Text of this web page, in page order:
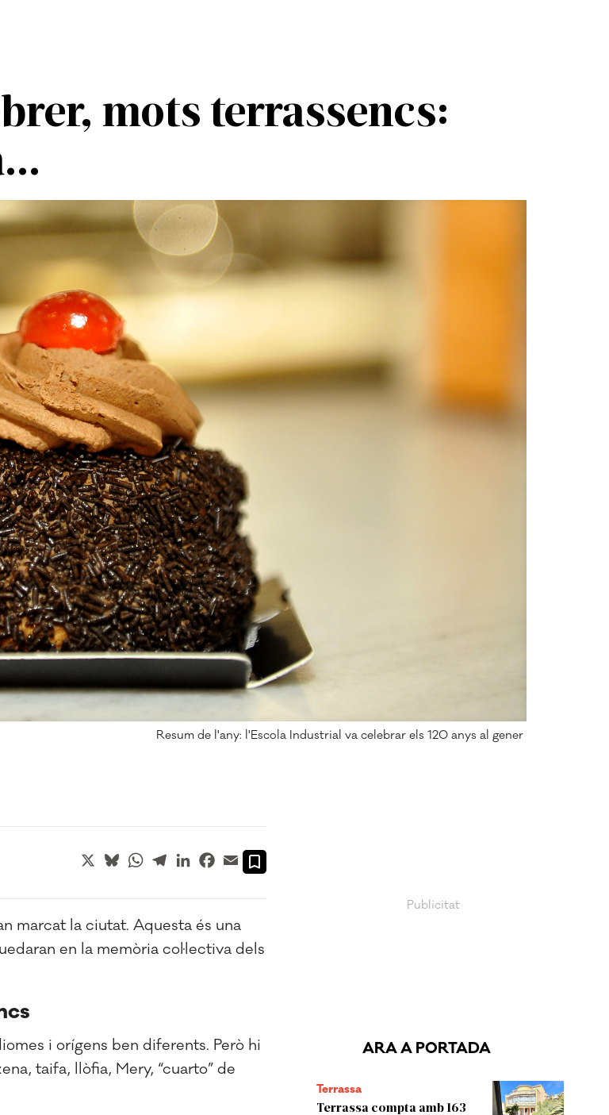
mots terrassencs:
Resum de l'any: l'Escola Industrial va celebrar els 120 anys al gener
ARA A PORTADA
Terrassa
Terrassa compta amb 163
X BlueskyWhatsApp
TelegramLinkedInFacebook
Email
marcat la ciutat. Aquesta és una
en la memòria col·lectiva dels
i orígens ben diferents. Però hi
taifa, llòfia, Mery, “cuarto” de